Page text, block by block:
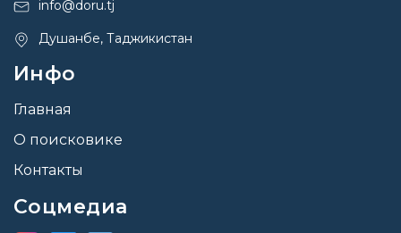
info@doru.tj
Душанбе, Таджикистан
Инфо
Главная
О поисковике
Контакты
Соцмедиа